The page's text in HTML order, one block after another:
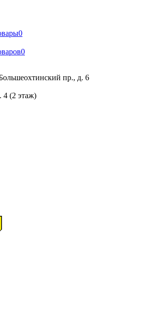
0
0
пр., д. 6
4 (2 этаж)